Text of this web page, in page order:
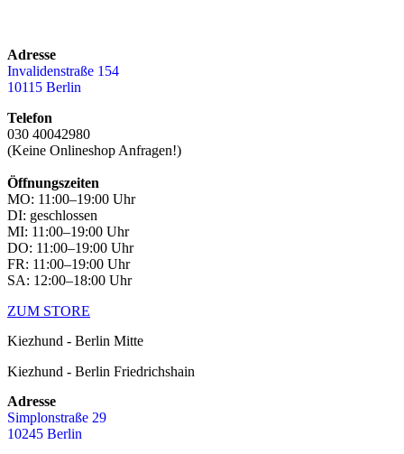
Adresse
Invalidenstraße 154
10115 Berlin
Telefon
030 40042980
(Keine Onlineshop Anfragen!)
Öffnungszeiten
MO: 11:00–19:00 Uhr
DI: geschlossen
MI: 11:00–19:00 Uhr
DO: 11:00–19:00 Uhr
FR: 11:00–19:00 Uhr
SA: 12:00–18:00 Uhr
ZUM STORE
Kiezhund - Berlin Mitte
Kiezhund - Berlin Friedrichshain
Adresse
Simplonstraße 29
10245 Berlin